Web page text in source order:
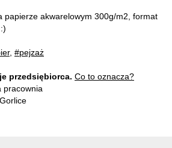
papierze akwarelowym 300g/m2, format
, #pejzaż
przedsiębiorca. Co to oznacza?
pracownia